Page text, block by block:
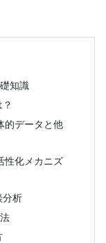
知識
的データと他
性化メカニズ
分析